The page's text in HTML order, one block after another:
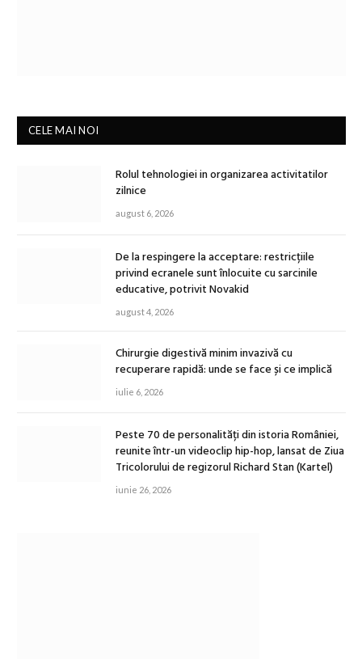
CELE MAI NOI
Rolul tehnologiei in organizarea activitatilor
zilnice
august 6, 2026
De la respingere la acceptare: restricțiile
privind ecranele sunt înlocuite cu sarcinile
educative, potrivit Novakid
august 4, 2026
Chirurgie digestivă minim invazivă cu
recuperare rapidă: unde se face și ce implică
iulie 6, 2026
Peste 70 de personalități din istoria României,
reunite într-un videoclip hip-hop, lansat de Ziua
Tricolorului de regizorul Richard Stan (Kartel)
iunie 26, 2026